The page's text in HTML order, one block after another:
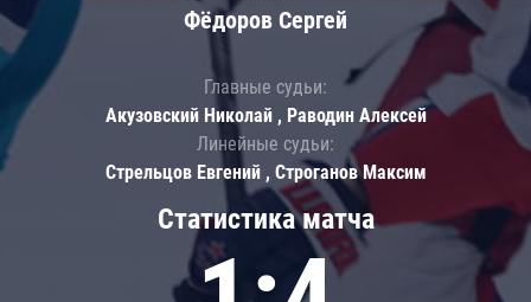
Статистика матча
Фёдоров Сергей
Главные судьи:
Акузовский Николай , Раводин Алексей
Линейные судьи:
Стрельцов Евгений , Строганов Максим